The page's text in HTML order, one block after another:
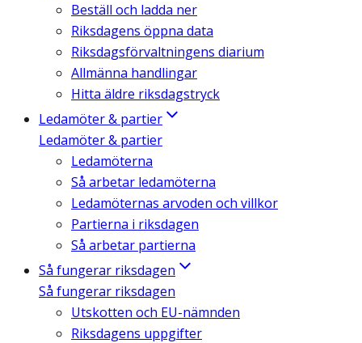
Beställ och ladda ner
Riksdagens öppna data
Riksdagsförvaltningens diarium
Allmänna handlingar
Hitta äldre riksdagstryck
Ledamöter & partier
Ledamöter & partier
Ledamöterna
Så arbetar ledamöterna
Ledamöternas arvoden och villkor
Partierna i riksdagen
Så arbetar partierna
Så fungerar riksdagen
Så fungerar riksdagen
Utskotten och EU-nämnden
Riksdagens uppgifter